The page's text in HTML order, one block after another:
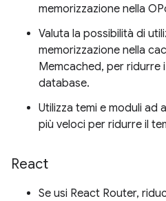
memorizzazione nella
Valuta la possibilità di
memorizzazione nella
Memcached, per ridurre
database.
Utilizza temi e moduli ad
più veloci per ridurre il
React
Se usi React Router,